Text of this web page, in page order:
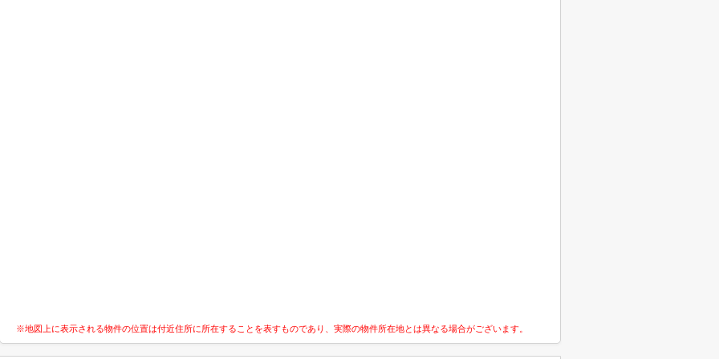
※地図上に表示される物件の位置は付近住所に所在することを表すものであり、実際の物件所在地とは異なる場合がございます。